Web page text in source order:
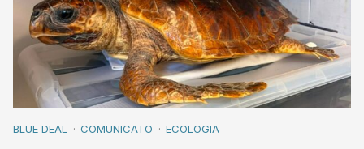
BLUE DEAL COMUNICATO ECOLOGIA